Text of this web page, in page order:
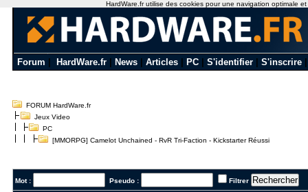
Forum HardWare.fr News Articles PC S'identifier S'inscrire
FORUM HardWare.fr
Jeux Video
PC
[MMORPG] Camelot Unchained - RvR Tri-Faction - Kickstarter Réussi
Mot : Pseudo : Filtrer
HardWare.fr utilise des cookies pour une navigation optimale